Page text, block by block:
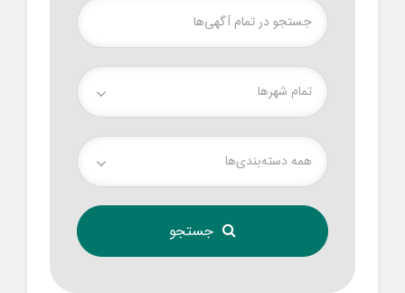
تمام شهر‌ها
همه دسته‌بندی‌ها